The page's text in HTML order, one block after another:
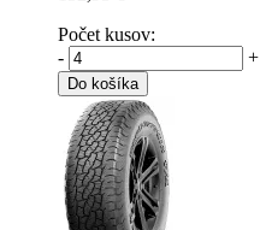
Počet kusov:
-
+
Do košíka